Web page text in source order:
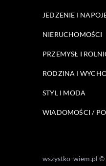
JEDZENIE I
NIERUCHOMOŚCI
PRZEMYSŁ I
RODZINA I
STYL I MODA
WIADOMOŚCI /
wszystko-wiem.pl ©